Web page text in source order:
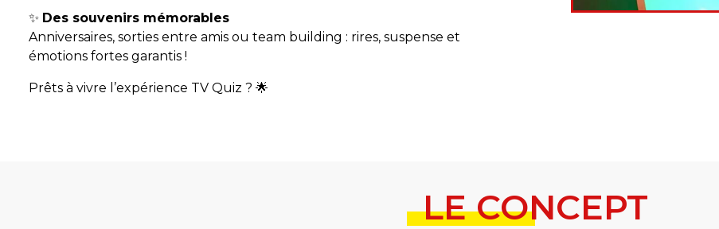
✨ Des souvenirs mémorables
Anniversaires, sorties entre amis ou team building : rires, suspense et
émotions fortes garantis !
Prêts à vivre l’expérience TV Quiz ? 🌟
LE CONCEPT